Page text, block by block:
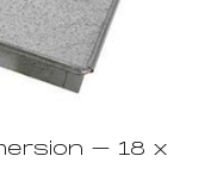
– 18 x